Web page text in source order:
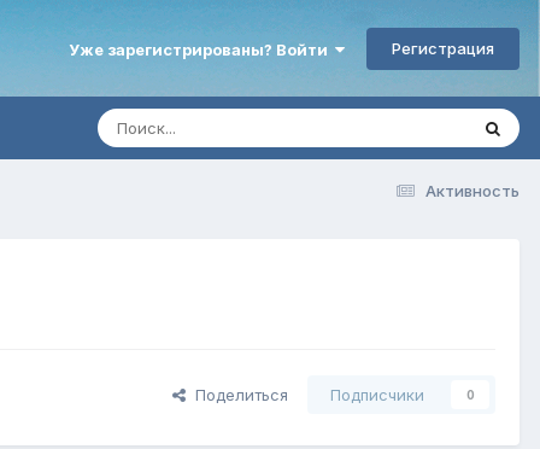
Уже зарегистрированы? Войти Регистрация
Активность
Поделиться Подписчики 0